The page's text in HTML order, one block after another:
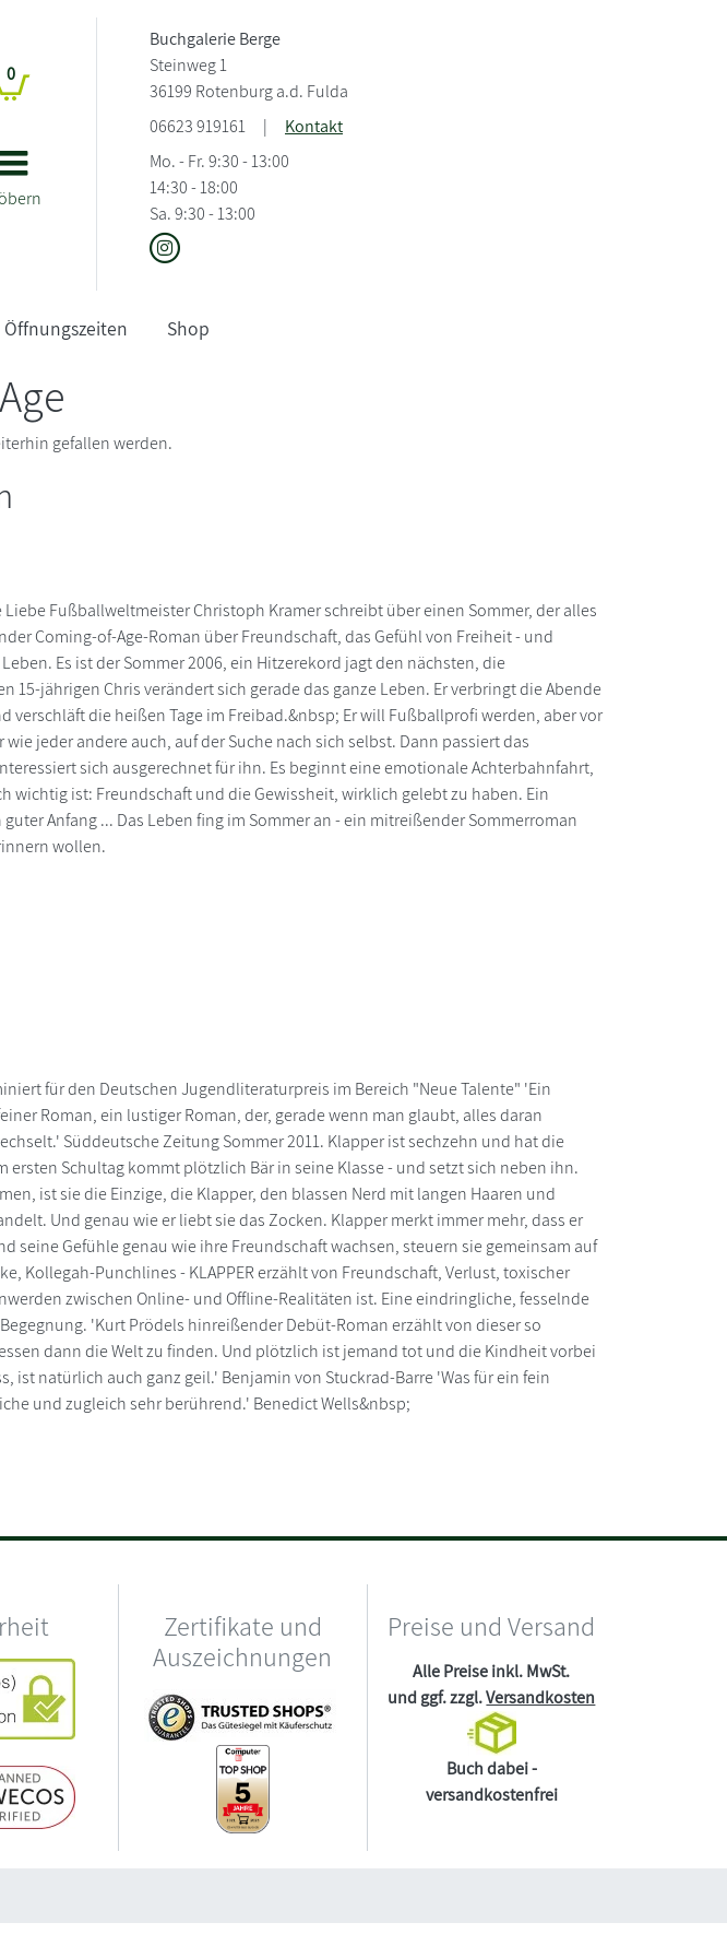
0
Buchgalerie Berge
Steinweg 1
36199 Rotenburg a.d. Fulda
06623 919161
|
Kontakt
Mo. - Fr. 9:30 - 13:00
14:30 - 18:00
Sa. 9:30 - 13:00
Öffnungszeiten Shop
gefallen werden.
Fußballweltmeister Christoph Kramer schreibt über einen Sommer, der alles
Coming-of-Age-Roman über Freundschaft, das Gefühl von Freiheit - und
Es ist der Sommer 2006, ein Hitzerekord jagt den nächsten, die
jährigen Chris verändert sich gerade das ganze Leben. Er verbringt die Abende
verschläft die heißen Tage im Freibad.&nbsp; Er will Fußballprofi werden, aber vor
jeder andere auch, auf der Suche nach sich selbst. Dann passiert das
sich ausgerechnet für ihn. Es beginnt eine emotionale Achterbahnfahrt,
wichtig ist: Freundschaft und die Gewissheit, wirklich gelebt zu haben. Ein
Anfang ... Das Leben fing im Sommer an - ein mitreißender Sommerroman
wollen.
für den Deutschen Jugendliteraturpreis im Bereich "Neue Talente" 'Ein
Roman, ein lustiger Roman, der, gerade wenn man glaubt, alles daran
Süddeutsche Zeitung Sommer 2011. Klapper ist sechzehn und hat die
Schultag kommt plötzlich Bär in seine Klasse - und setzt sich neben ihn.
ist sie die Einzige, die Klapper, den blassen Nerd mit langen Haaren und
Und genau wie er liebt sie das Zocken. Klapper merkt immer mehr, dass er
seine Gefühle genau wie ihre Freundschaft wachsen, steuern sie gemeinsam auf
Kollegah-Punchlines - KLAPPER erzählt von Freundschaft, Verlust, toxischer
zwischen Online- und Offline-Realitäten ist. Eine eindringliche, fesselnde
'Kurt Prödels hinreißender Debüt-Roman erzählt von dieser so
dann die Welt zu finden. Und plötzlich ist jemand tot und die Kindheit vorbei
ist natürlich auch ganz geil.' Benjamin von Stuckrad-Barre 'Was für ein fein
und zugleich sehr berührend.' Benedict Wells&nbsp;
Zertifikate und
Auszeichnungen
Preise und Versand
Alle Preise inkl. MwSt.
und ggf. zzgl.Versandkosten
Buch dabei -
versandkostenfrei